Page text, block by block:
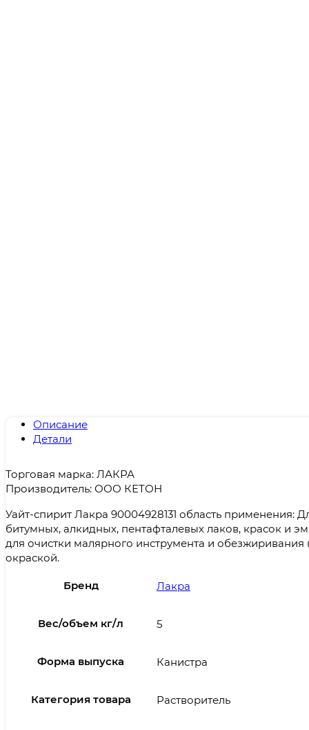
Описание
Детали
Торговая марка: ЛАКРА
Производитель: ООО КЕТОН
Уайт-спирит Лакра 90004928131 область применения:
битумных, алкидных, пентафталевых лаков, красок и
для очистки малярного инструмента и обезжиривания
окраской.
Бренд Лакра
Вес/объем кг/л 5
Форма выпуска Канистра
Категория товара Растворитель